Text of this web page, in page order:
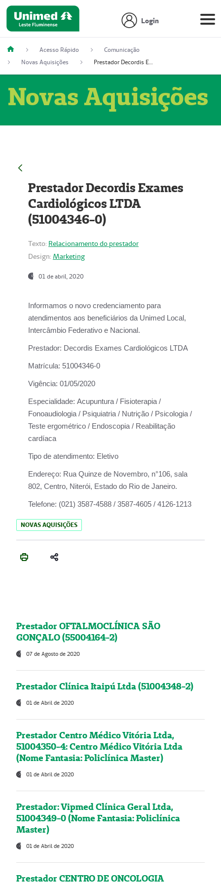
Login
Acesso Rápido
Comunicação
Novas Aquisições
Prestador Decordis Exames Cardiológicos LTDA (51004346-0)
Novas Aquisições
Prestador Decordis Exames
Cardiológicos LTDA
(51004346-0)
Texto: Relacionamento do prestador
Design: Marketing
01 de abril, 2020
Informamos o novo credenciamento para
atendimentos aos beneficiários da Unimed Local,
Intercâmbio Federativo e Nacional.
Prestador: Decordis Exames Cardiológicos LTDA
Matrícula: 51004346-0
Vigência: 01/05/2020
Especialidade: Acupuntura / Fisioterapia /
Fonoaudiologia / Psiquiatria / Nutrição / Psicologia /
Teste ergométrico / Endoscopia / Reabilitação
cardíaca
Tipo de atendimento: Eletivo
Endereço: Rua Quinze de Novembro, n°106, sala
802, Centro, Niterói, Estado do Rio de Janeiro.
Telefone: (021) 3587-4588 / 3587-4605 / 4126-1213
NOVAS AQUISIÇÕES
Prestador OFTALMOCLÍNICA SÃO
GONÇALO (55004164-2)
07 de Agosto de 2020
Prestador Clínica Itaipú Ltda (51004348-2)
01 de Abril de 2020
Prestador Centro Médico Vitória Ltda,
51004350-4: Centro Médico Vitória Ltda
(Nome Fantasia: Policlínica Master)
01 de Abril de 2020
Prestador: Vipmed Clínica Geral Ltda,
51004349-0 (Nome Fantasia: Policlínica
Master)
01 de Abril de 2020
Prestador CENTRO DE ONCOLOGIA